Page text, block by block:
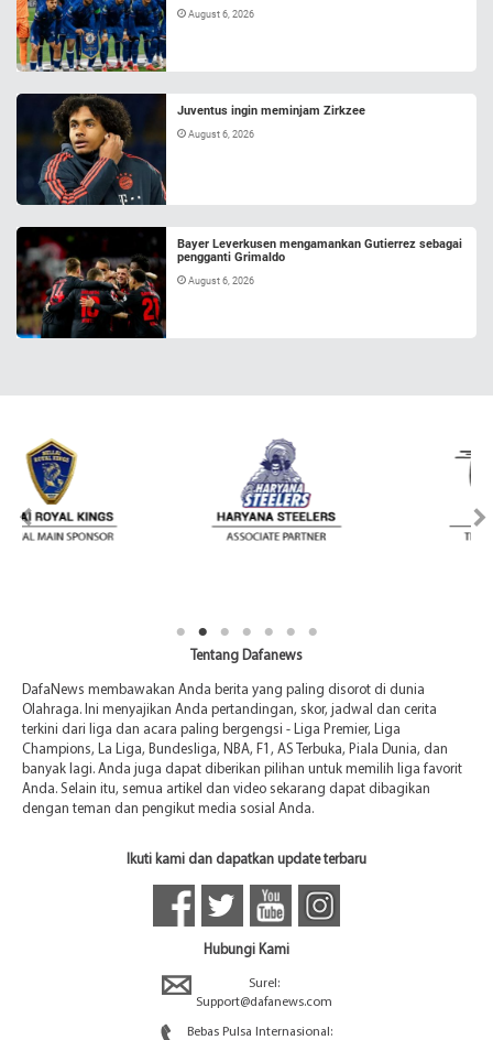
August 6, 2026
Juventus ingin meminjam Zirkzee
August 6, 2026
Bayer Leverkusen mengamankan Gutierrez sebagai
pengganti Grimaldo
August 6, 2026
Tentang Dafanews
DafaNews membawakan Anda berita yang paling disorot di dunia
Olahraga. Ini menyajikan Anda pertandingan, skor, jadwal dan cerita
terkini dari liga dan acara paling bergengsi - Liga Premier, Liga
Champions, La Liga, Bundesliga, NBA, F1, AS Terbuka, Piala Dunia, dan
banyak lagi. Anda juga dapat diberikan pilihan untuk memilih liga favorit
Anda. Selain itu, semua artikel dan video sekarang dapat dibagikan
dengan teman dan pengikut media sosial Anda.
Ikuti kami dan dapatkan update terbaru
Hubungi Kami
Surel:
Support@dafanews.com
Bebas Pulsa Internasional: